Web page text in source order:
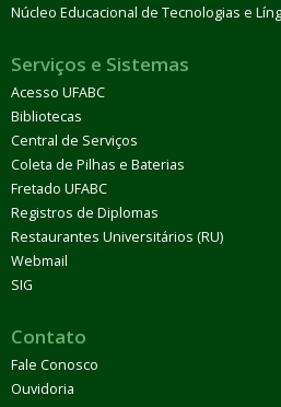
Núcleo Educacional de Tecnologias e
Serviços e Sistemas
Acesso UFABC
Bibliotecas
Central de Serviços
Coleta de Pilhas e Baterias
Fretado UFABC
Registros de Diplomas
Restaurantes Universitários (RU)
Webmail
SIG
Contato
Fale Conosco
Ouvidoria